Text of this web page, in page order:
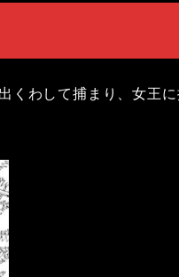
くわして捕まり、女王